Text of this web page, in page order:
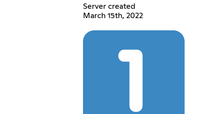
Server created
March 15th, 2022